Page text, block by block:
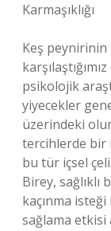
Karmaşıklığı
Keş
psikolojik
yiyecekler
üzerindeki
tercihlerde bir
bu tür içsel
Birey,
kaçınma
sağlama etkisi